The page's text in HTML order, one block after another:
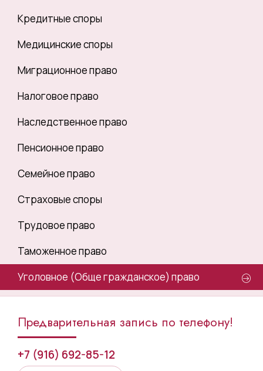
Кредитные споры
Медицинские споры
Миграционное право
Налоговое право
Наследственное право
Пенсионное право
Семейное право
Страховые споры
Трудовое право
Таможенное право
Уголовное (Обще гражданское) право
Предварительная запись по телефону!
+7 (916) 692-85-12